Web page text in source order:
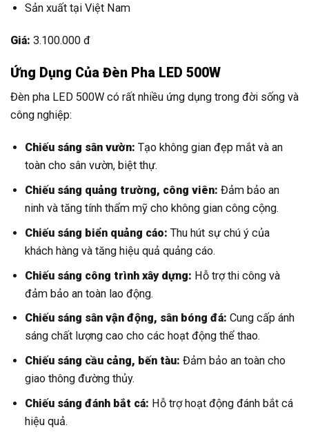
Sản xuất tại Việt Nam
Giá: 3.100.000 đ
Ứng Dụng Của Đèn Pha LED 500W
Đèn pha LED 500W có rất nhiều ứng dụng trong đời sống và
công nghiệp:
Chiếu sáng sân vườn: Tạo không gian đẹp mắt và an
toàn cho sân vườn, biệt thự.
Chiếu sáng quảng trường, công viên: Đảm bảo an
ninh và tăng tính thẩm mỹ cho không gian công cộng.
Chiếu sáng biển quảng cáo: Thu hút sự chú ý của
khách hàng và tăng hiệu quả quảng cáo.
Chiếu sáng công trình xây dựng: Hỗ trợ thi công và
đảm bảo an toàn lao động.
Chiếu sáng sân vận động, sân bóng đá: Cung cấp ánh
sáng chất lượng cao cho các hoạt động thể thao.
Chiếu sáng cầu cảng, bến tàu: Đảm bảo an toàn cho
giao thông đường thủy.
Chiếu sáng đánh bắt cá: Hỗ trợ hoạt động đánh bắt cá
hiệu quả.